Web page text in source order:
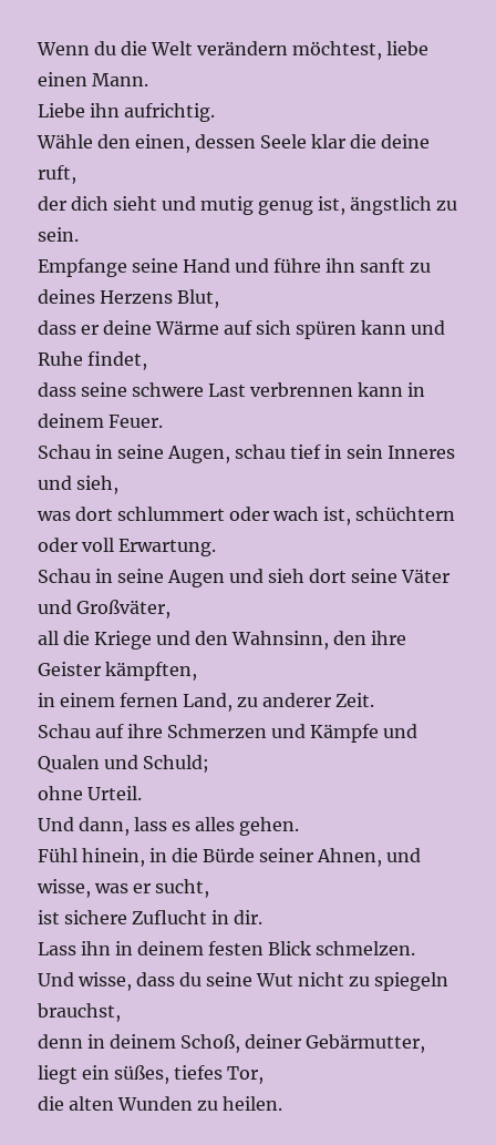
Wenn du die Welt verändern möchtest, liebe
einen Mann.
Liebe ihn aufrichtig.
Wähle den einen, dessen Seele klar die deine
ruft,
der dich sieht und mutig genug ist, ängstlich zu
sein.
Empfange seine Hand und führe ihn sanft zu
deines Herzens Blut,
dass er deine Wärme auf sich spüren kann und
Ruhe findet,
dass seine schwere Last verbrennen kann in
deinem Feuer.
Schau in seine Augen, schau tief in sein Inneres
und sieh,
was dort schlummert oder wach ist, schüchtern
oder voll Erwartung.
Schau in seine Augen und sieh dort seine Väter
und Großväter,
all die Kriege und den Wahnsinn, den ihre
Geister kämpften,
in einem fernen Land, zu anderer Zeit.
Schau auf ihre Schmerzen und Kämpfe und
Qualen und Schuld;
ohne Urteil.
Und dann, lass es alles gehen.
Fühl hinein, in die Bürde seiner Ahnen, und
wisse, was er sucht,
ist sichere Zuflucht in dir.
Lass ihn in deinem festen Blick schmelzen.
Und wisse, dass du seine Wut nicht zu spiegeln
brauchst,
denn in deinem Schoß, deiner Gebärmutter,
liegt ein süßes, tiefes Tor,
die alten Wunden zu heilen.